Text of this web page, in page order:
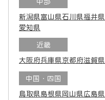
新潟県富山県石川県福井県
愛知県
近畿
大阪府兵庫県京都府滋賀県
中国・四国
鳥取県島根県 岡山県広島県